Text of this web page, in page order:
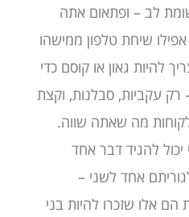
לב – ופתאום אתה
אפילו שיחת טלפון ממישהו
להיות גאון או קוסם כדי
רק עקביות, סבלנות, וקצת
מה שאתה שווה.
יכול להגיד דבר אחד
אחד לשני –
הם אלו שזכרו להיות בני